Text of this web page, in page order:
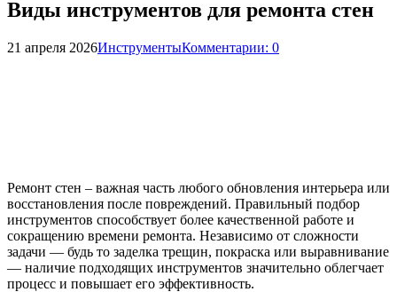
Виды инструментов для ремонта стен
21 апреля 2026ИнструментыКомментарии: 0
Ремонт стен – важная часть любого обновления интерьера или
восстановления после повреждений. Правильный подбор
инструментов способствует более качественной работе и
сокращению времени ремонта. Независимо от сложности
задачи — будь то заделка трещин, покраска или выравнивание
— наличие подходящих инструментов значительно облегчает
процесс и повышает его эффективность.